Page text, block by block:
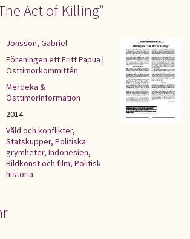
Act of Killing”
Jonsson, Gabriel
Föreningen ett Fritt Papua |
Östtimorkommittén
Merdeka &
ÖsttimorInformation
2014
Våld och konflikter,
Statskupper, Politiska
grymheter, Indonesien,
Bildkonst och film, Politisk
historia